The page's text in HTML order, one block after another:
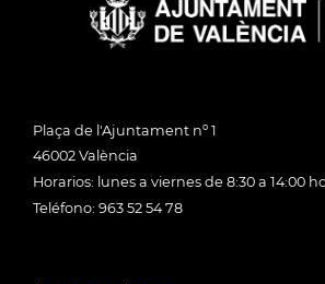
Plaça de l'Ajuntament nº 1
46002 València
Horarios: lunes a viernes de 8:30 a 14:00
Teléfono: 963 52 54 78